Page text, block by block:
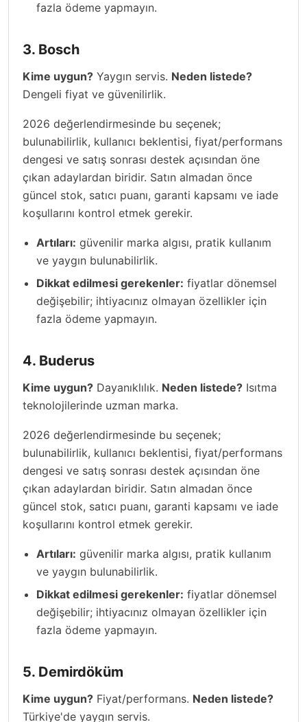
fazla ödeme yapmayın.
3. Bosch
Kime uygun? Yaygın servis. Neden listede?
Dengeli fiyat ve güvenilirlik.
2026 değerlendirmesinde bu seçenek;
bulunabilirlik, kullanıcı beklentisi, fiyat/performans
dengesi ve satış sonrası destek açısından öne
çıkan adaylardan biridir. Satın almadan önce
güncel stok, satıcı puanı, garanti kapsamı ve iade
koşullarını kontrol etmek gerekir.
Artıları: güvenilir marka algısı, pratik kullanım
ve yaygın bulunabilirlik.
Dikkat edilmesi gerekenler: fiyatlar dönemsel
değişebilir; ihtiyacınız olmayan özellikler için
fazla ödeme yapmayın.
4. Buderus
Kime uygun? Dayanıklılık. Neden listede? Isıtma
teknolojilerinde uzman marka.
2026 değerlendirmesinde bu seçenek;
bulunabilirlik, kullanıcı beklentisi, fiyat/performans
dengesi ve satış sonrası destek açısından öne
çıkan adaylardan biridir. Satın almadan önce
güncel stok, satıcı puanı, garanti kapsamı ve iade
koşullarını kontrol etmek gerekir.
Artıları: güvenilir marka algısı, pratik kullanım
ve yaygın bulunabilirlik.
Dikkat edilmesi gerekenler: fiyatlar dönemsel
değişebilir; ihtiyacınız olmayan özellikler için
fazla ödeme yapmayın.
5. Demirdöküm
Kime uygun? Fiyat/performans. Neden listede?
Türkiye'de yaygın servis.